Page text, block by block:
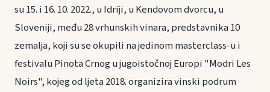
su 15. i 16. 10. 2022., u Idriji, u Kendovom dvorcu, u
Sloveniji, među 28 vrhunskih vinara, predstavnika 10
zemalja, koji su se okupili na jedinom masterclass-u i
festivalu Pinota Crnog u jugoistočnoj Europi "Modri Les
Noirs", kojeg od ljeta 2018. organizira vinski podrum